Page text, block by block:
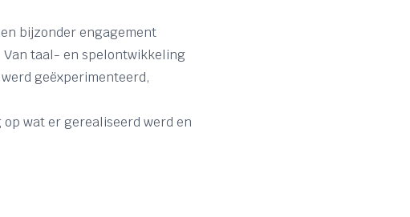
bijzonder engagement
Van taal- en spelontwikkeling
geëxperimenteerd,
wat er gerealiseerd werd en